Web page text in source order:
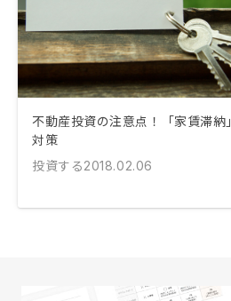
不動産投資の注意点！「家賃滞納」
対策
投資する2018.02.06